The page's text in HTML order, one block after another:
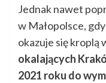
Jednak nawet
w Małopolsce,
okazuje się kroplą
okalających
2021 roku do